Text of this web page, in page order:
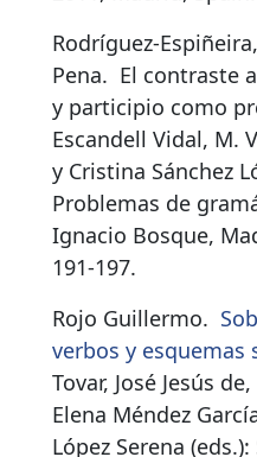
Rodríguez-
Pena. El contraste
y participio como
Escandell Vidal, M.
y Cristina Sánchez
Problemas de
Ignacio Bosque,
191-197.
Rojo Guillermo.
verbos y esquemas
Tovar, José Jesús
Elena Méndez
López Serena